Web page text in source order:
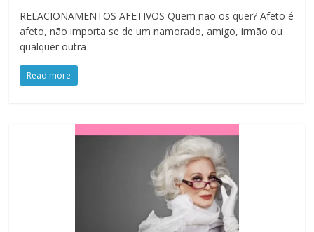
RELACIONAMENTOS AFETIVOS Quem não os quer? Afeto é
afeto, não importa se de um namorado, amigo, irmão ou
qualquer outra
Read more